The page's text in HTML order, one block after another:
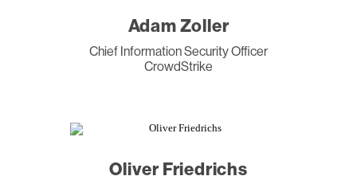
Adam Zoller
Chief Information Security Officer
CrowdStrike
Oliver Friedrichs